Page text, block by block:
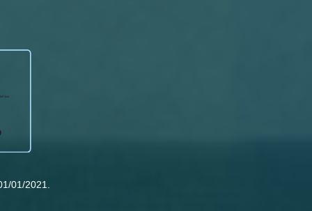
01/2021.